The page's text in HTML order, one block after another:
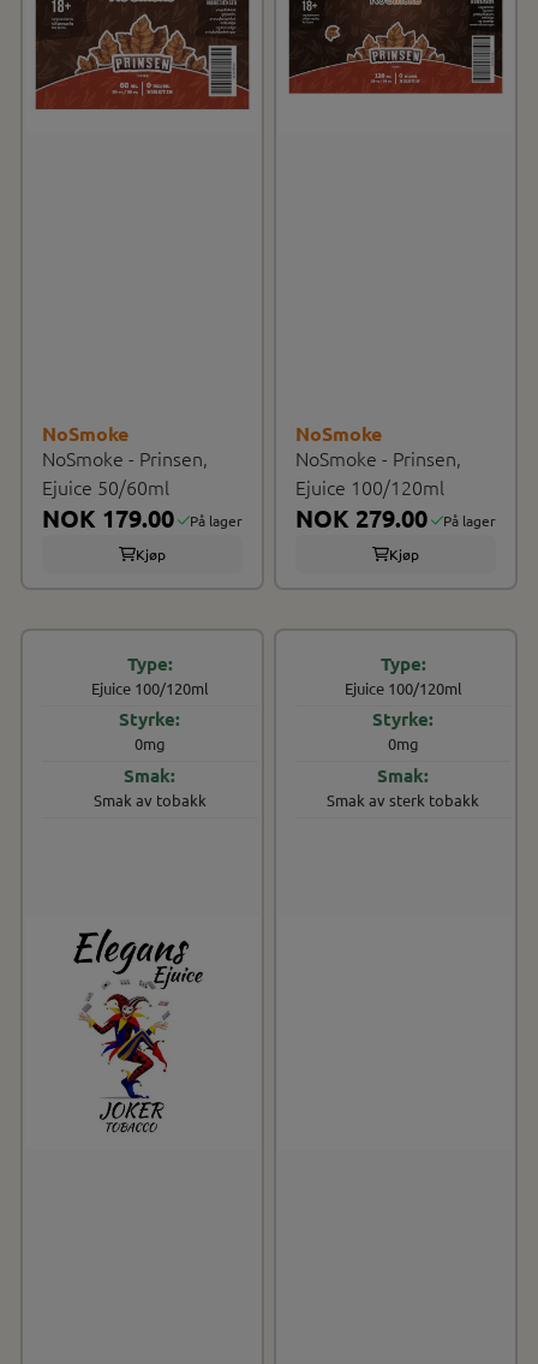
NoSmoke
NoSmoke - Prinsen,
Ejuice 50/60ml
NOK 179.00
På lager
Kjøp
NoSmoke
NoSmoke - Prinsen,
Ejuice 100/120ml
NOK 279.00
På lager
Kjøp
Ejuice 100/120ml
0mg
Smak av tobakk
Ejuice 100/120ml
0mg
Smak av sterk tobakk